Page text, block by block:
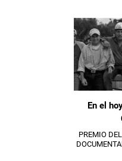
En el
PREMIO